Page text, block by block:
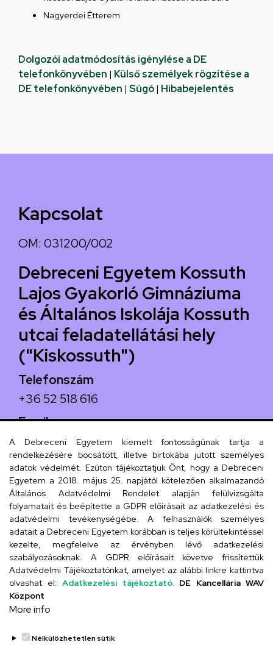
Nagyerdei Étterem
Dolgozói adatmódosítás igénylése a DE
telefonkönyvében | Külső személyek rögzítése a
DE telefonkönyvében | Súgó| Hibabejelentés
Kapcsolat
OM: 031200/002
Debreceni Egyetem Kossuth
Lajos Gyakorló Gimnáziuma
és Általános Iskolája Kossuth
utcai feladatellátási hely
("Kiskossuth")
Telefonszám
+36 52 518 616
Email
iskola@kossuth-alt.unideb.hu
Cím
4024 Debrecen, Kossuth utca 33.
Szervezeti telefonkönyv
UD telefonkönyv
A Debreceni Egyetem kiemelt fontosságúnak tartja a
rendelkezésére bocsátott, illetve birtokába jutott személyes
adatok védelmét. Ezúton tájékoztatjuk Önt, hogy a Debreceni
Egyetem a 2018. május 25. napjától kötelezően alkalmazandó
Általános Adatvédelmi Rendelet alapján felülvizsgálta
folyamatait és beépítette a GDPR előírásait az adatkezelési és
adatvédelmi tevékenységébe. A felhasználók személyes
adatait a Debreceni Egyetem korábban is teljes körültekintéssel
kezelte, megfelelve az érvényben lévő adatkezelési
szabályozásoknak. A GDPR előírásait követve frissítettük
Adatvédelmi Tájékoztatónkat, amelyet az alábbi linkre kattintva
olvashat el: Adatkezelési tájékoztató. DE Kancellária WAV
Központ
More info
Nélkülözhetetlen sütik